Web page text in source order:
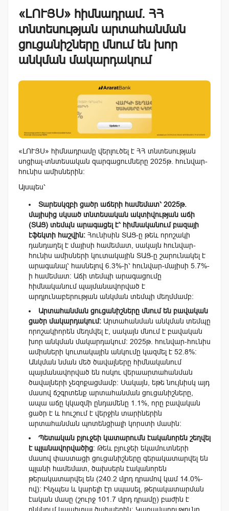
«ԼՈՒՅՍ» հիմնադրամ. ՀՀ
տնտեսության արտահանման
ցուցանիշները մնում են խոր
անկման մակարդակում
«ԼՈՒՅՍ» հիմնադրամը վերլուծել է ՀՀ տնտեսության
սոցիալ-տնտեսական զարգացումները 2025թ. հունվար-
հունիս ամիսներին։
Այսպես՝
Տարեսկզբի ցածր աճերի համեմատ՝ 2025թ.
մայիսից սկսած տնտեսական ակտիվության աճի
(ՏԱՑ) տեմպն արագացել է՝ հիմնականում բազայի
էֆեկտի հաշվին։ Հունիսին ՏԱՑ-ը թեև որոշակի
դանդաղել է մայիսի համեմատ, սակայն հունվար-
հունիս ամիսների կուտակային ՏԱՑ-ը շարունակել է
արագանալ՝ հասնելով 6.3%-ի՝ հունվար-մայիսի 5.7%-
ի համեմատ։ Աճի տեմպի արագացումը
հիմնականում պայմանավորված է
արդյունաբերության անկման տեմպի մեղմմամբ։
Արտահանման ցուցանիշները մնում են բավական
ցածր մակարդակում։ Արտահանման անկման տեմպը
որոշակիորեն մեղմվել է, սակայն մնում է բավական
խոր անկման մակարդակում։ 2025թ. հունվար-հունիս
ամիսների կուտակային անկումը կազմել է 52.8%:
Անկման նման մեծ ծավալները հիմնականում
պայմանավորված են ոսկու վերաարտահանման
ծավալների չեզոքացմամբ։ Սակայն, եթե նույնիսկ այդ
մասով ճշգրտենք արտահանման ցուցանիշները,
ապա աճը կկազմի ընդամենը 1.1%, որը բավական
ցածր է և հուշում է վերջին տարիներին
արտահանման պոտենցիալի կորստի մասին:
Պետական բյուջեի կատարումն էականորեն շեղվել
է պլանավորվածից։ Թեև բյուջեի եկամուտների
մասով փաստացի ցուցանիշները գերակատարվել են
պլանի համեմատ, ծախսերն էականորեն
թերակատարվել են (240.2 մլրդ դրամով կամ 14.0%-
ով)։ Ինչպես և կարելի էր սպասել, թերակատարման
էական մասը (շուրջ 101.7 մլրդ դրամը) բաժին է